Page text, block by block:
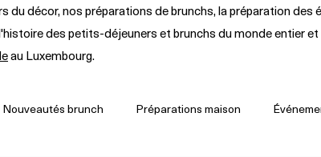
du décor, nos préparations de brunchs, la préparation
des petits-déjeuners et brunchs du monde entier
au Luxembourg.
Nouveautés brunch Préparations maison